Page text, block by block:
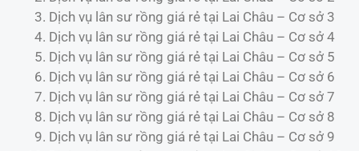
Dịch vụ lân sư rồng giá rẻ tại Lai Châu – Cơ sở 3
Dịch vụ lân sư rồng giá rẻ tại Lai Châu – Cơ sở 4
Dịch vụ lân sư rồng giá rẻ tại Lai Châu – Cơ sở 5
Dịch vụ lân sư rồng giá rẻ tại Lai Châu – Cơ sở 6
Dịch vụ lân sư rồng giá rẻ tại Lai Châu – Cơ sở 7
Dịch vụ lân sư rồng giá rẻ tại Lai Châu – Cơ sở 8
Dịch vụ lân sư rồng giá rẻ tại Lai Châu – Cơ sở 9